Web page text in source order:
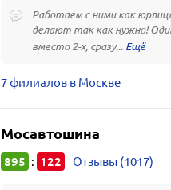
Работаем с ними как
делают так как нужно!
вместо 2-х, сразу...
7 филиалов в Москве
Мосавтошина
895 : 122 Отзывы (1017)